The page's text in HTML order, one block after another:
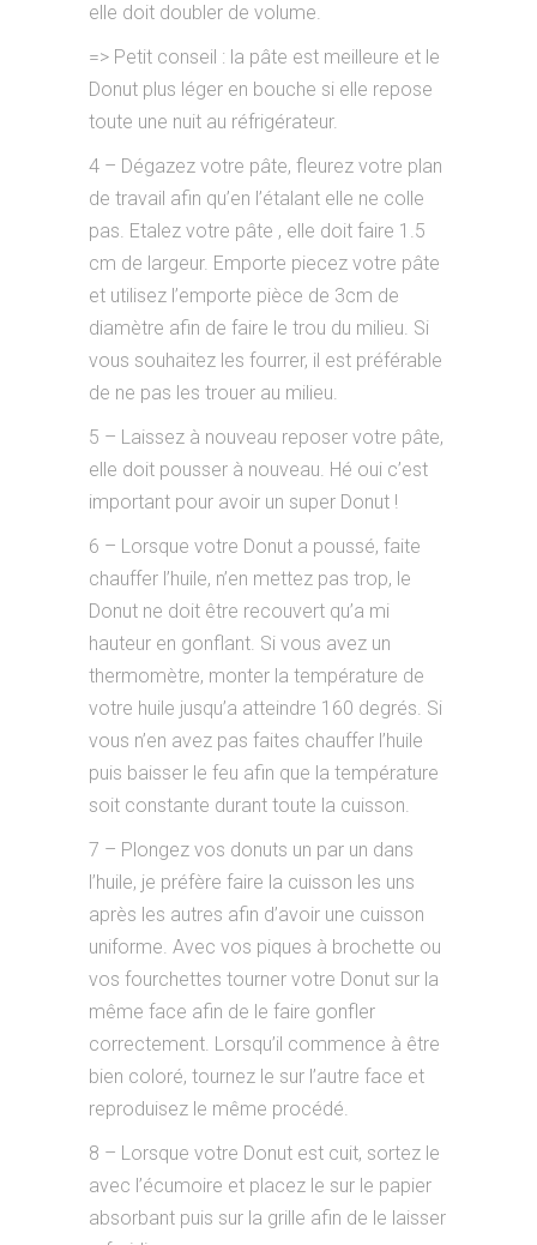
elle doit doubler de volume.
=> Petit conseil : la pâte est meilleure et le
Donut plus léger en bouche si elle repose
toute une nuit au réfrigérateur.
4 – Dégazez votre pâte, fleurez votre plan
de travail afin qu’en l’étalant elle ne colle
pas. Etalez votre pâte , elle doit faire 1.5
cm de largeur. Emporte piecez votre pâte
et utilisez l’emporte pièce de 3cm de
diamètre afin de faire le trou du milieu. Si
vous souhaitez les fourrer, il est préférable
de ne pas les trouer au milieu.
5 – Laissez à nouveau reposer votre pâte,
elle doit pousser à nouveau. Hé oui c’est
important pour avoir un super Donut !
6 – Lorsque votre Donut a poussé, faite
chauffer l’huile, n’en mettez pas trop, le
Donut ne doit être recouvert qu’a mi
hauteur en gonflant. Si vous avez un
thermomètre, monter la température de
votre huile jusqu’a atteindre 160 degrés. Si
vous n’en avez pas faites chauffer l’huile
puis baisser le feu afin que la température
soit constante durant toute la cuisson.
7 – Plongez vos donuts un par un dans
l’huile, je préfère faire la cuisson les uns
après les autres afin d’avoir une cuisson
uniforme. Avec vos piques à brochette ou
vos fourchettes tourner votre Donut sur la
même face afin de le faire gonfler
correctement. Lorsqu’il commence à être
bien coloré, tournez le sur l’autre face et
reproduisez le même procédé.
8 – Lorsque votre Donut est cuit, sortez le
avec l’écumoire et placez le sur le papier
absorbant puis sur la grille afin de le laisser